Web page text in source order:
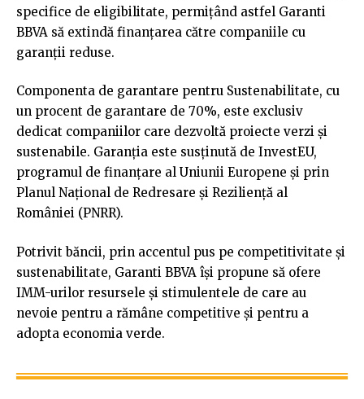
specifice de eligibilitate, permițând astfel Garanti
BBVA să extindă finanțarea către companiile cu
garanții reduse.
Componenta de garantare pentru Sustenabilitate, cu
un procent de garantare de 70%, este exclusiv
dedicat companiilor care dezvoltă proiecte verzi și
sustenabile. Garanția este susținută de InvestEU,
programul de finanțare al Uniunii Europene și prin
Planul Național de Redresare și Reziliență al
României (PNRR).
Potrivit băncii, prin accentul pus pe competitivitate și
sustenabilitate, Garanti BBVA își propune să ofere
IMM-urilor resursele și stimulentele de care au
nevoie pentru a rămâne competitive și pentru a
adopta economia verde.